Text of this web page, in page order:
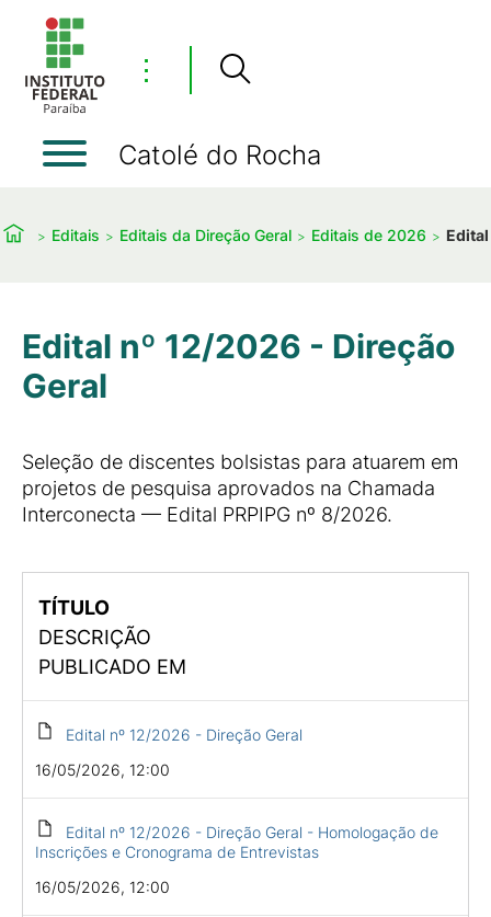
⋮
Catolé do Rocha
Editais Editais da Direção Geral Editais de 2026
Edital nº 12/2026 - Direção
Geral
Seleção de discentes bolsistas para atuarem em
projetos de pesquisa aprovados na Chamada
Interconecta — Edital PRPIPG nº 8/2026.
TÍTULO
DESCRIÇÃO
PUBLICADO EM
Edital nº 12/2026 - Direção Geral
16/05/2026, 12:00
Edital nº 12/2026 - Direção Geral - Homologação de
Inscrições e Cronograma de Entrevistas
16/05/2026, 12:00